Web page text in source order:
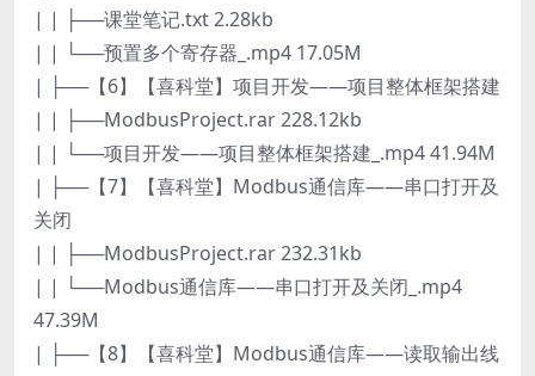
| | ├──课堂笔记.txt 2.28kb
| | └──预置多个寄存器_.mp4 17.05M
| ├──【6】【喜科堂】项目开发——项目整体框架搭建
| | ├──ModbusProject.rar 228.12kb
| | └──项目开发——项目整体框架搭建_.mp4 41.94M
| ├──【7】【喜科堂】Modbus通信库——串口打开及
关闭
| | ├──ModbusProject.rar 232.31kb
| | └──Modbus通信库——串口打开及关闭_.mp4
47.39M
| ├──【8】【喜科堂】Modbus通信库——读取输出线